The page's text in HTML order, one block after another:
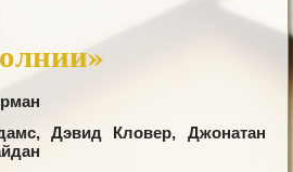
Дэвид Кловер, Джонатан